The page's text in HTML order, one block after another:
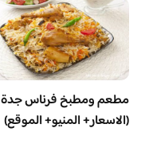
مطعم ومطبخ فرناس جدة
(الاسعار+ المنيو+ الموقع)